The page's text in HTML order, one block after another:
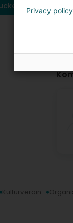
Kulturverain
Privacy policy